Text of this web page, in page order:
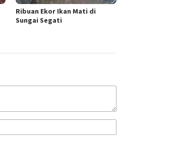
Ribuan Ekor Ikan Mati di
Sungai Segati